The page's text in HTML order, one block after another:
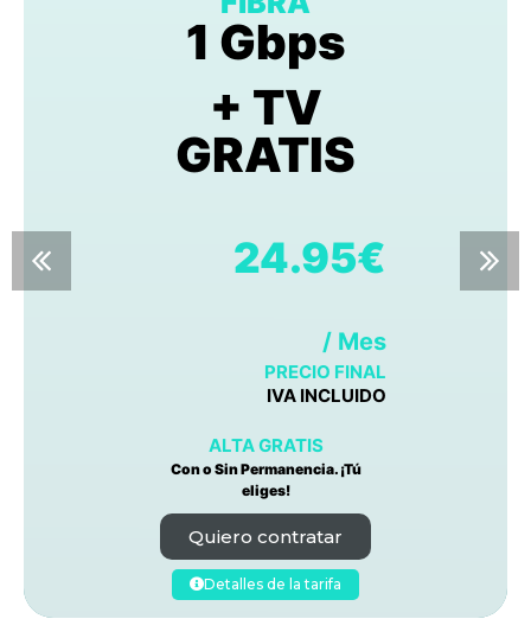
1 Gbps
+ TV
GRATIS
24.95€
/ Mes
PRECIO FINAL
IVA INCLUIDO
ALTA GRATIS
Con o Sin Permanencia. ¡Tú
eliges!
Quiero contratar
Detalles de la tarifa